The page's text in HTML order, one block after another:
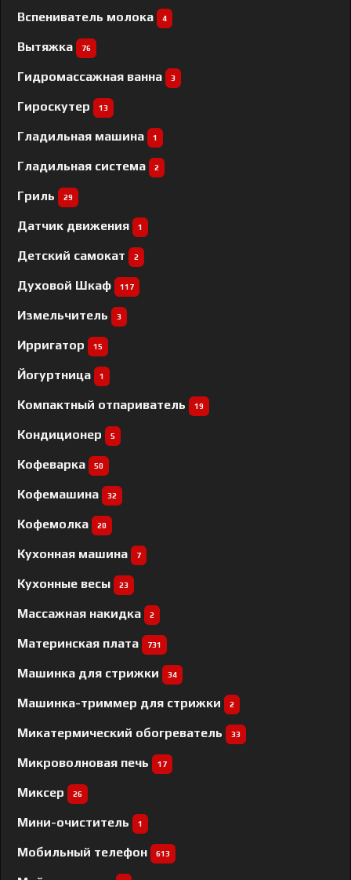
Вспениватель молока 4
Вытяжка 76
Гидромассажная ванна 3
Гироскутер 13
Гладильная машина 1
Гладильная система 2
Гриль 29
Датчик движения 1
Детский самокат 2
Духовой Шкаф 117
Измельчитель 3
Ирригатор 15
Йогуртница 1
Компактный отпариватель 19
Кондиционер 5
Кофеварка 50
Кофемашина 32
Кофемолка 20
Кухонная машина 7
Кухонные весы 23
Массажная накидка 2
Материнская плата 731
Машинка для стрижки 34
Машинка-триммер для стрижки 2
Микатермический обогреватель 33
Микроволновая печь 17
Миксер 26
Мини-очиститель 1
Мобильный телефон 613